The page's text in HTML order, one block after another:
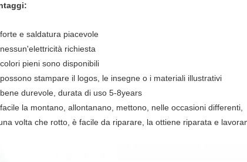
e saldatura piacevole
richiesta
pieni sono disponibili
stampare il logos, le insegne o i materiali illustrativi
durevole, durata di uso 5-8years
la montano, allontanano, mettono, nelle occasioni differenti,
volta che rotto, è facile da riparare, la ottiene riparata e